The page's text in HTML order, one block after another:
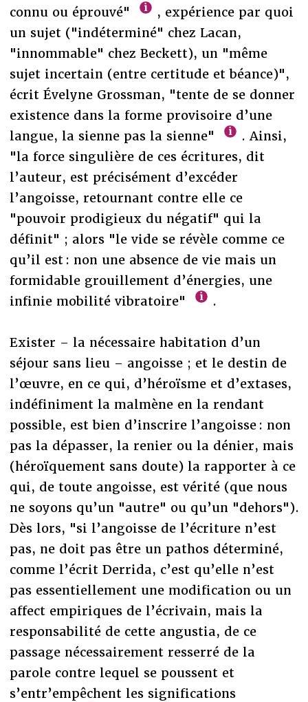
connu ou éprouvé"
, expérience par quoi
un sujet ("indéterminé" chez Lacan,
"innommable" chez Beckett), un "même
sujet incertain (entre certitude et béance)",
écrit Évelyne Grossman, "tente de se donner
existence dans la forme provisoire d’une
langue, la sienne pas la sienne"
. Ainsi,
"la force singulière de ces écritures, dit
l’auteur, est précisément d’excéder
l’angoisse, retournant contre elle ce
"pouvoir prodigieux du négatif" qui la
définit" ; alors "le vide se révèle comme ce
qu’il est : non une absence de vie mais un
formidable grouillement d’énergies, une
infinie mobilité vibratoire"
.
Exister – la nécessaire habitation d’un
séjour sans lieu – angoisse ; et le destin de
l’œuvre, en ce qui, d’héroïsme et d’extases,
indéfiniment la malmène en la rendant
possible, est bien d’inscrire l’angoisse : non
pas la dépasser, la renier ou la dénier, mais
(héroïquement sans doute) la rapporter à ce
qui, de toute angoisse, est vérité (que nous
ne soyons qu’un "autre" ou qu’un "dehors").
Dès lors, "si l’angoisse de l’écriture n’est
pas, ne doit pas être un pathos déterminé,
comme l’écrit Derrida, c’est qu’elle n’est
pas essentiellement une modification ou un
affect empiriques de l’écrivain, mais la
responsabilité de cette angustia, de ce
passage nécessairement resserré de la
parole contre lequel se poussent et
s’entr’empêchent les significations